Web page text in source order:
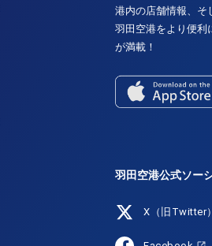
港内の店舗情報、そ
羽田空港をより便利
が満載！
羽田空港公式ソー
X（旧Twitter）